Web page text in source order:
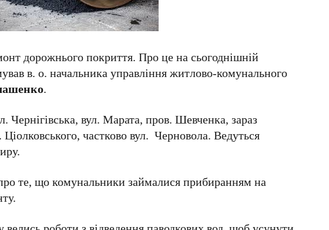
дорожнього покриття. Про це на сьогоднішній
в. о. начальника управління житлово-комунального
.
Чернігівська, вул. Марата, пров. Шевченка, зараз
частково вул. Черновола. Ведуться
те, що комунальники займалися прибиранням на